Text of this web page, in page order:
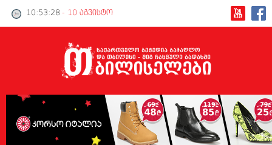
10:53:28 - 10 აგვისტო